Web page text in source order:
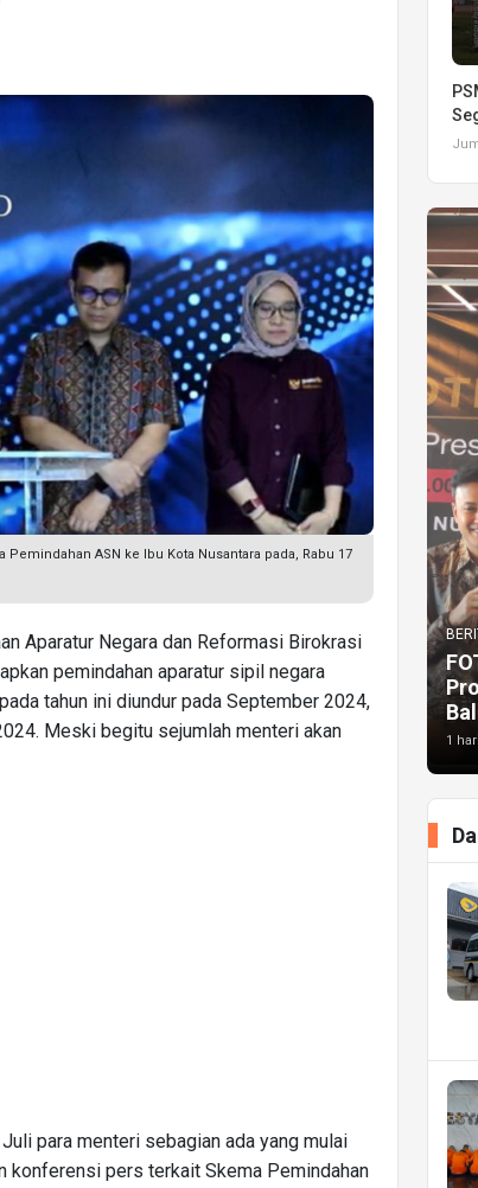
ASN ke Ibu Kota Nusantara pada, Rabu 17
Aparatur Negara dan Reformasi Birokrasi
pemindahan aparatur sipil negara
tahun ini diundur pada September 2024,
Meski begitu sejumlah menteri akan
para menteri sebagian ada yang mulai
konferensi pers terkait Skema Pemindahan
1